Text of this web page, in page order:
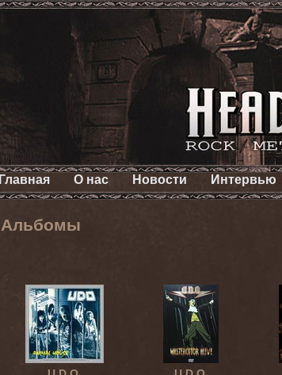
Главная О нас Новости Интервью
Альбомы